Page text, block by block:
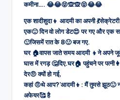
कमीना…. 😂😂😝🙊🙊😝😂😂
एक शादीशुदा👦 आदमी का अपनी
एक🙂 दिन वो लोग डेट😍 पर गए और एक
🙂जिसमें रात के 8🙂 बज गए.
घर 🏠वापस जाते समय आदमी 👦ने
घास में रगड़ 🤔दिए.घर🏠 पहुंचने पर पत्नी👩
देर🤨 क्यों हो गई,
कहां 🤨थे आप?’आदमी👦: मैं तुमसे झूठ🙂
अफेयर🥰 है